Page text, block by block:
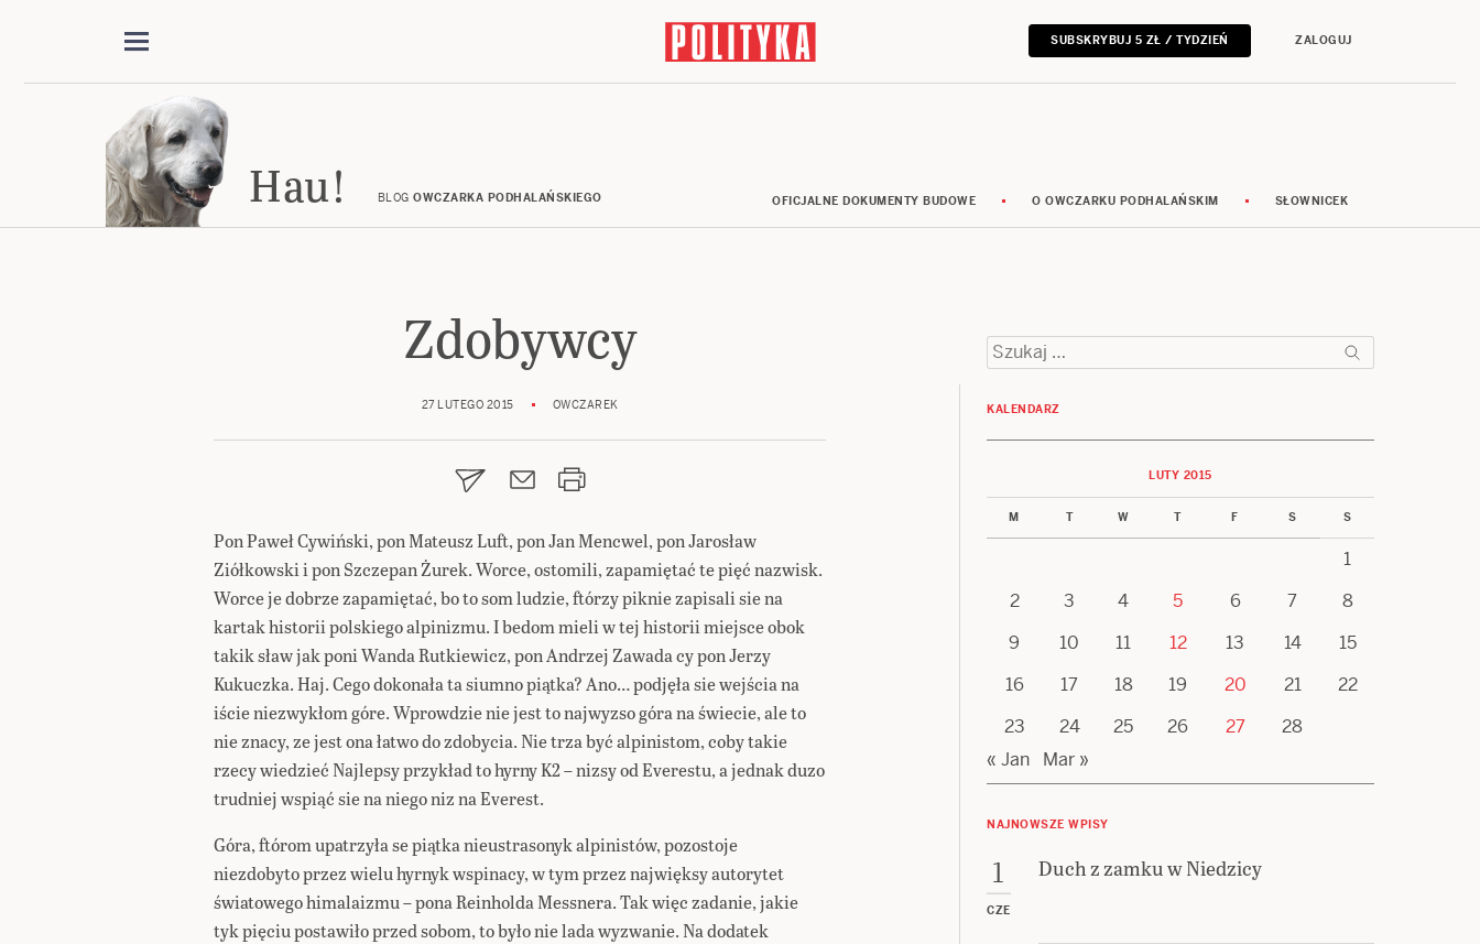
SUBSKRYBUJ 5 ZŁ / TYDZIEŃ ZALOGUJ
Hau! BLOG OWCZARKA PODHALAŃSKIEGO OFICJALNE DOKUMENTY BUDOWE O OWCZARKU PODHALAŃSKIM SŁOWNICEK
Zdobywcy
27 LUTEGO 2015 OWCZAREK
Pon Paweł Cywiński, pon Mateusz Luft, pon Jan Mencwel, pon Jarosław
Ziółkowski i pon Szczepan Żurek. Worce, ostomili, zapamiętać te pięć nazwisk.
Worce je dobrze zapamiętać, bo to som ludzie, ftórzy piknie zapisali sie na
kartak historii polskiego alpinizmu. I bedom mieli w tej historii miejsce obok
takik sław jak poni Wanda Rutkiewicz, pon Andrzej Zawada cy pon Jerzy
Kukuczka. Haj. Cego dokonała ta siumno piątka? Ano… podjęła sie wejścia na
iście niezwykłom góre. Wprowdzie nie jest to najwyzso góra na świecie, ale to
nie znacy, ze jest ona łatwo do zdobycia. Nie trza być alpinistom, coby takie
rzecy wiedzieć Najlepsy przykład to hyrny K2 – nizsy od Everestu, a jednak duzo
trudniej wspiąć sie na niego niz na Everest.
Góra, ftórom upatrzyła se piątka nieustrasonyk alpinistów, pozostoje
niezdobyto przez wielu hyrnyk wspinacy, w tym przez najwięksy autorytet
światowego himalaizmu – pona Reinholda Messnera. Tak więc zadanie, jakie
tyk pięciu postawiło przed sobom, to było nie lada wyzwanie. Na dodatek
Szukaj:
KALENDARZ
LUTY 2015
M T W T F S S
1
2
3 4 5 6 7
8
9
10 11 12 13 14
15
16
17 18 19 20 21
22
23
24 25 26 27
28
« Jan
Mar »
NAJNOWSZE WPISY
1
CZE
Duch z zamku w Niedzicy